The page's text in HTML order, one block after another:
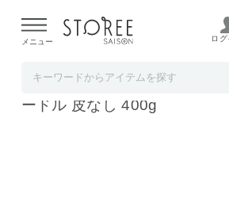
よる配送遅延が発生しております。
メニュー ログ
タマチャンショップ しあわ
ードル 皮なし 400g